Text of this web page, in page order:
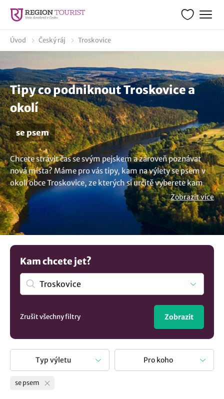
Úvod Český ráj Troskovice
Tipy co podniknout Troskovice a
okolí
se psem
Chcete strávit čas se svým pejskem a zároveň poznávat
nová místa? Máme pro vás tipy, kam na výlety se psem v
okolí obce Troskovice, ze kterých si určitě vyberete kam
vyrazit! V našem výběru najdete nejrůznější lokality, kde
váš pes bude mít možnost pobíhat, prozkoumávat nové
vůně a možná naváže i nová psí přátelství. Vsadíme se, že
to pro něj bude nezapomenutelné dobrodružství a
rozhodně vám poděkuje více než kdybyste ho nechali
doma. Tak mrkněte kam se psem v obci Troskovice.
Zobrazit více
Kam chcete jet?
Zrušit všechny filtry Zobrazit
Typ výletu Pro koho
se psem